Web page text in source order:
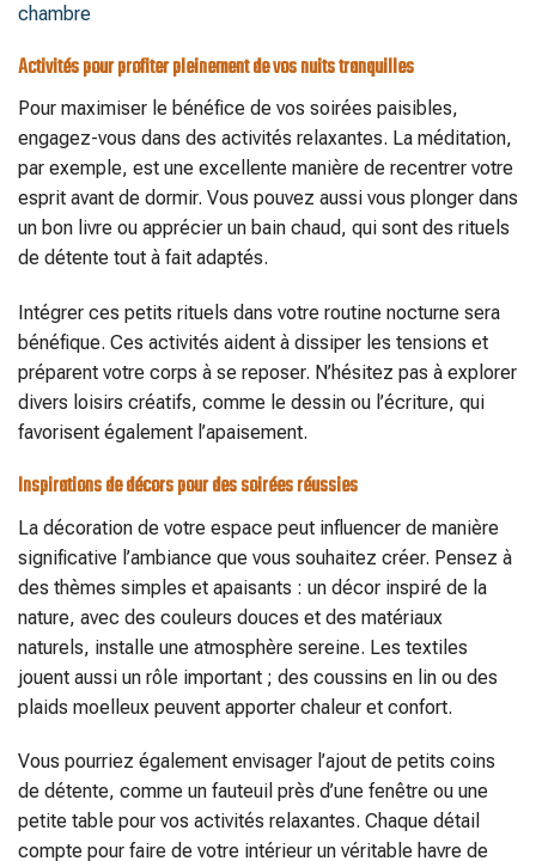
chambre
Activités pour profiter pleinement de vos nuits tranquilles
Pour maximiser le bénéfice de vos soirées paisibles,
engagez-vous dans des activités relaxantes. La méditation,
par exemple, est une excellente manière de recentrer votre
esprit avant de dormir. Vous pouvez aussi vous plonger dans
un bon livre ou apprécier un bain chaud, qui sont des rituels
de détente tout à fait adaptés.
Intégrer ces petits rituels dans votre routine nocturne sera
bénéfique. Ces activités aident à dissiper les tensions et
préparent votre corps à se reposer. N’hésitez pas à explorer
divers loisirs créatifs, comme le dessin ou l’écriture, qui
favorisent également l’apaisement.
Inspirations de décors pour des soirées réussies
La décoration de votre espace peut influencer de manière
significative l’ambiance que vous souhaitez créer. Pensez à
des thèmes simples et apaisants : un décor inspiré de la
nature, avec des couleurs douces et des matériaux
naturels, installe une atmosphère sereine. Les textiles
jouent aussi un rôle important ; des coussins en lin ou des
plaids moelleux peuvent apporter chaleur et confort.
Vous pourriez également envisager l’ajout de petits coins
de détente, comme un fauteuil près d’une fenêtre ou une
petite table pour vos activités relaxantes. Chaque détail
compte pour faire de votre intérieur un véritable havre de